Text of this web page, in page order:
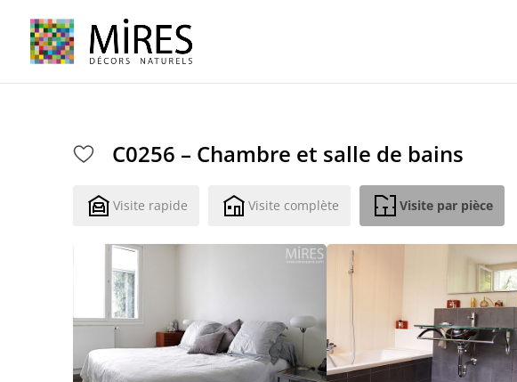
C0256 – Chambre et salle de bains
Visite rapide Visite complète Visite par pièce